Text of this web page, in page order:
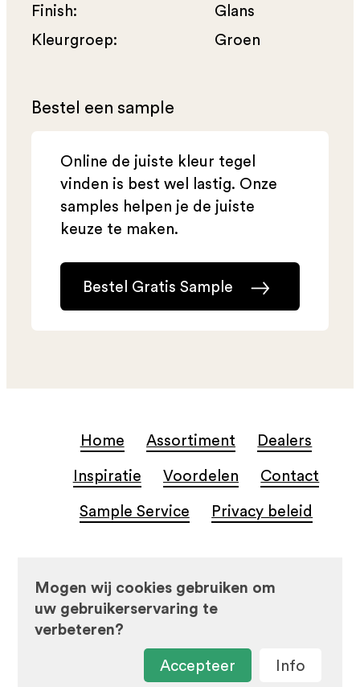
Finish:
Glans
Kleurgroep:
Groen
Bestel een sample
Online de juiste kleur tegel
vinden is best wel lastig. Onze
samples helpen je de juiste
keuze te maken.
Bestel Gratis Sample
Home Assortiment Dealers
Inspiratie Voordelen Contact
Sample Service Privacy beleid
Mogen wij cookies gebruiken om
uw gebruikerservaring te
verbeteren?
Accepteer Info